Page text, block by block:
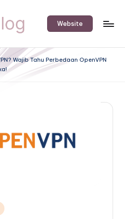
Website
Wajib Tahu Perbedaan OpenVPN